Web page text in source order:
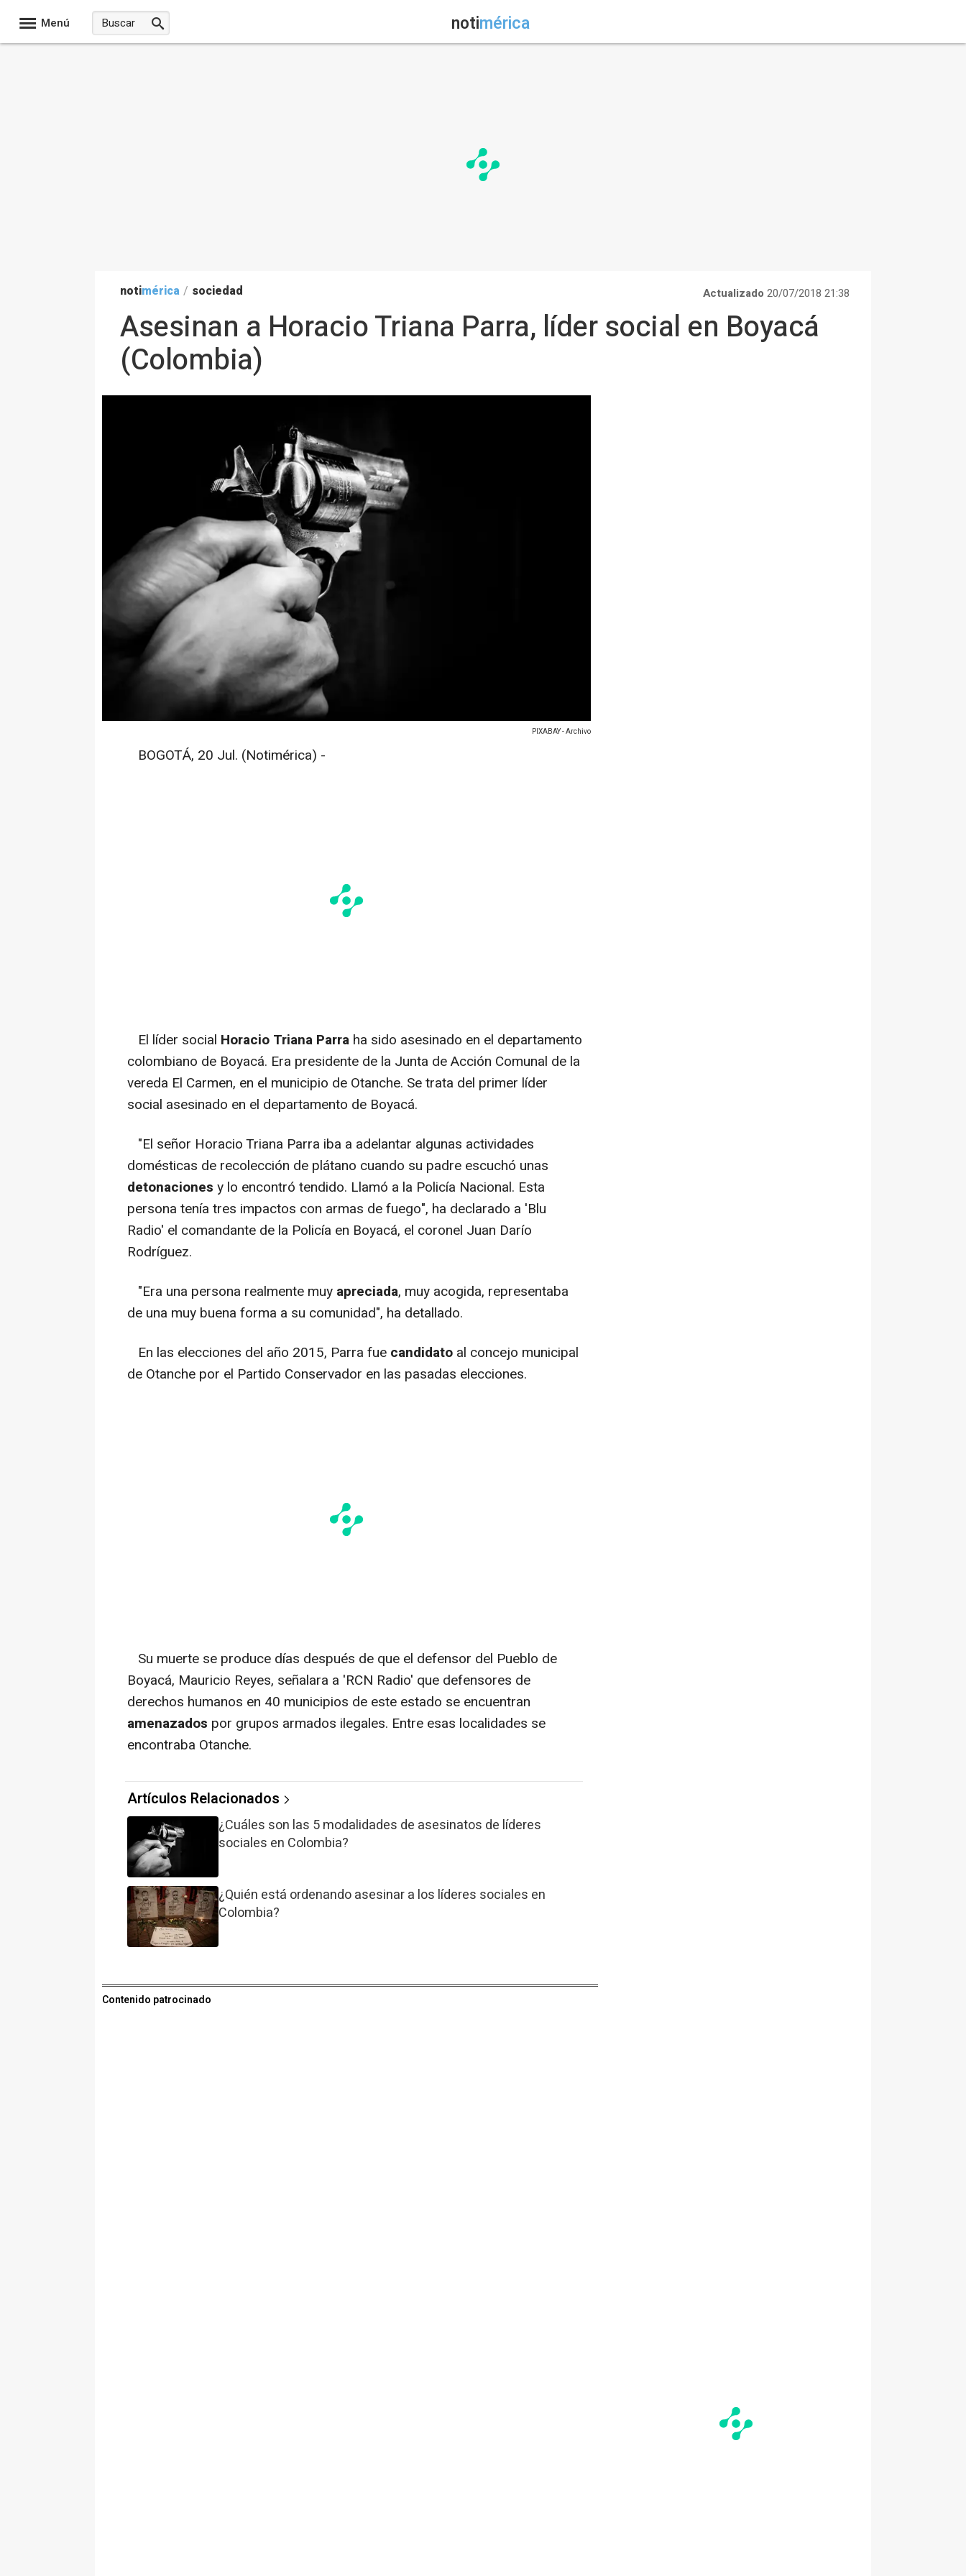
Menú notimérica
notimérica / sociedad Actualizado 20/07/2018 21:38
Asesinan a Horacio Triana Parra, líder social en Boyacá
(Colombia)
PIXABAY - Archivo
BOGOTÁ, 20 Jul. (Notimérica) -
El líder social Horacio Triana Parra ha sido asesinado en el departamento
colombiano de Boyacá. Era presidente de la Junta de Acción Comunal de la
vereda El Carmen, en el municipio de Otanche. Se trata del primer líder
social asesinado en el departamento de Boyacá.
"El señor Horacio Triana Parra iba a adelantar algunas actividades
domésticas de recolección de plátano cuando su padre escuchó unas
detonaciones y lo encontró tendido. Llamó a la Policía Nacional. Esta
persona tenía tres impactos con armas de fuego", ha declarado a 'Blu
Radio' el comandante de la Policía en Boyacá, el coronel Juan Darío
Rodríguez.
"Era una persona realmente muy apreciada, muy acogida, representaba
de una muy buena forma a su comunidad", ha detallado.
En las elecciones del año 2015, Parra fue candidato al concejo municipal
de Otanche por el Partido Conservador en las pasadas elecciones.
Su muerte se produce días después de que el defensor del Pueblo de
Boyacá, Mauricio Reyes, señalara a 'RCN Radio' que defensores de
derechos humanos en 40 municipios de este estado se encuentran
amenazados por grupos armados ilegales. Entre esas localidades se
encontraba Otanche.
Artículos Relacionados
¿Cuáles son las 5 modalidades de asesinatos de líderes
sociales en Colombia?
¿Quién está ordenando asesinar a los líderes sociales en
Colombia?
Contenido patrocinado